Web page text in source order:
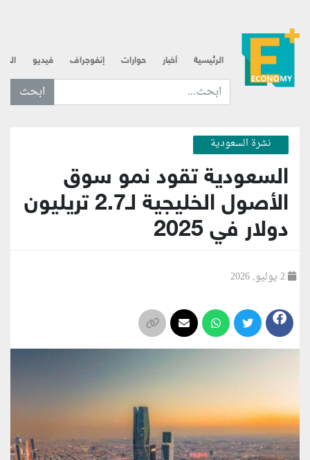
الرئيسية أخبار حوارات إنفوجراف فيديو
ابحث عن... :
نشرة السعودية
السعودية تقود نمو سوق
الأصول الخليجية لـ2.7 تريليون
دولار في 2025